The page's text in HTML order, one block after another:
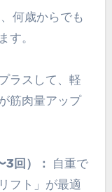
何歳からでも
す。
ラスして、軽
筋肉量アップ
回）：
自重で
フト」が最適